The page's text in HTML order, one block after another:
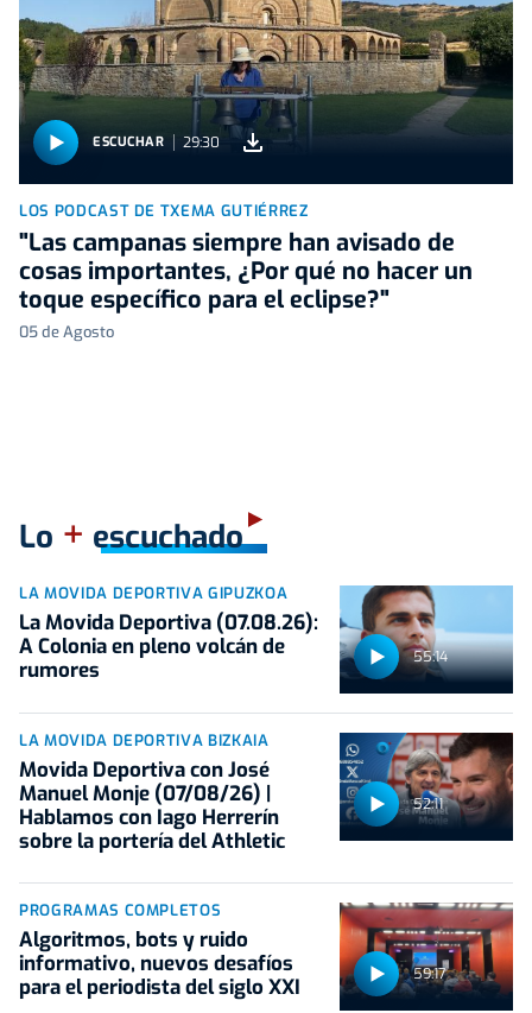
ESCUCHAR 29:30
LOS PODCAST DE TXEMA GUTIÉRREZ
"Las campanas siempre han avisado de
cosas importantes, ¿Por qué no hacer un
toque específico para el eclipse?"
05 de Agosto
Lo + escuchado
55:14
LA MOVIDA DEPORTIVA GIPUZKOA
La Movida Deportiva (07.08.26):
A Colonia en pleno volcán de
rumores
52:11
LA MOVIDA DEPORTIVA BIZKAIA
Movida Deportiva con José
Manuel Monje (07/08/26) |
Hablamos con Iago Herrerín
sobre la portería del Athletic
59:17
PROGRAMAS COMPLETOS
Algoritmos, bots y ruido
informativo, nuevos desafíos
para el periodista del siglo XXI